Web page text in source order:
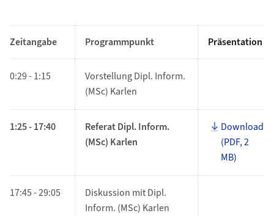
Zeitangabe Programmpunkt Präsentation
0:29 - 1:15
Vorstellung Dipl. Inform.
(MSc) Karlen
1:25 - 17:40
Referat Dipl. Inform.
(MSc) Karlen
Download
(PDF, 2
MB)
17:45 - 29:05
Diskussion mit Dipl.
Inform. (MSc) Karlen